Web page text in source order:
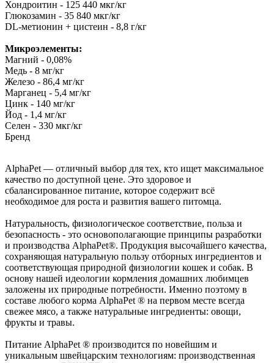
Хондроитин - 125 440 мкг/кг
Глюкозамин - 35 840 мкг/кг
DL-метионин + цистеин - 8,8 г/кг
Микроэлементы:
Магний - 0,08%
Медь - 8 мг/кг
Железо - 86,4 мг/кг
Марганец - 5,4 мг/кг
Цинк - 140 мг/кг
Йод - 1,4 мг/кг
Селен - 330 мкг/кг
Бренд
AlphaРet — отличный выбор для тех, кто ищет максимальное
качество по доступной цене. Это здоровое и
сбалансированное питание, которое содержит всё
необходимое для роста и развития вашего питомца.
Натуральность, физиологическое соответствие, польза и
безопасность - это основополагающие принципы разработки
и производства AlphaPet®. Продукция высочайшего качества,
сохраняющая натуральную пользу отборных ингредиентов и
соответствующая природной физиологии кошек и собак. В
основу нашей идеологии кормления домашних любимцев
заложены их природные потребности. Именно поэтому в
составе любого корма AlphaPet ® на первом месте всегда
свежее мясо, а также натуральные ингредиенты: овощи,
фрукты и травы.
Питание AlphaPet ® производится по новейшим и
уникальным швейцарским технологиям: производственная